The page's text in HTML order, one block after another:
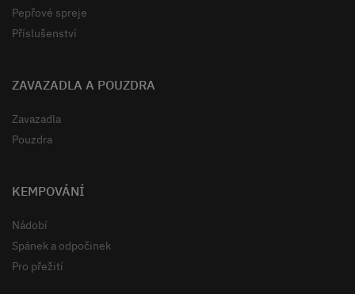
Pepřové spreje
Příslušenství
ZAVAZADLA A POUZDRA
Zavazadla
Pouzdra
KEMPOVÁNÍ
Nádobí
Spánek a odpočinek
Pro přežití